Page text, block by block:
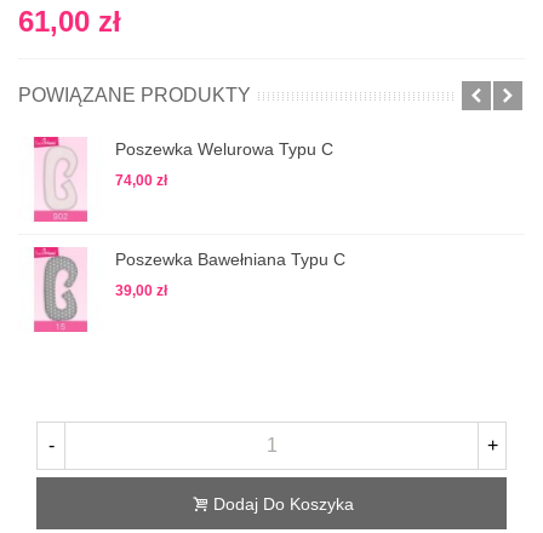
61,00 zł
POWIĄZANE PRODUKTY
Poszewka Welurowa Typu C
74,00 zł
Poszewka Bawełniana Typu C
39,00 zł
- +
Dodaj Do Koszyka